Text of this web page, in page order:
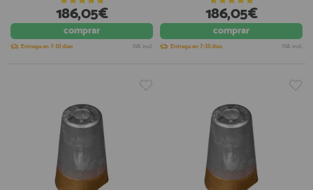
186,05€
comprar
Entrega en 7-10 días IVA incl.
186,05€
comprar
Entrega en 7-10 días IVA incl.